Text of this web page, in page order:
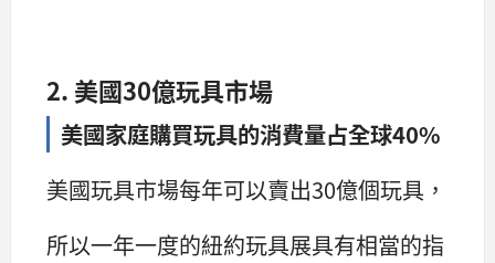
2. 美國30億玩具市場
美國家庭購買玩具的消費量占全球40%
美國玩具市場每年可以賣出30億個玩具，
所以一年一度的紐約玩具展具有相當的指